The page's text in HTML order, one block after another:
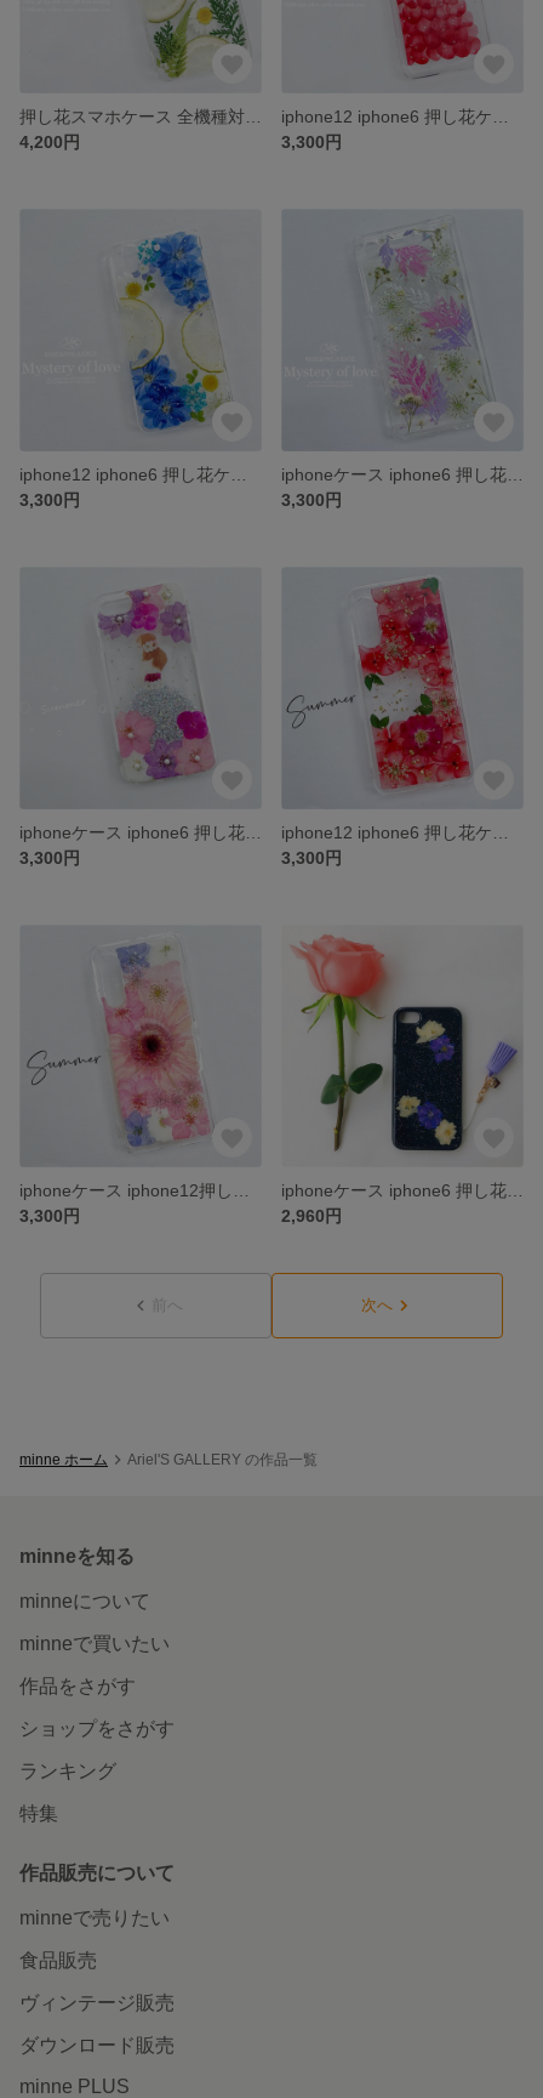
4,200円
3,300円
3,300円
3,300円
3,300円
3,300円
3,300円
2,960円
前へ 次へ
minne ホーム Ariel'S GALLERY の作品一覧
minneを知る
minneについて
minneで買いたい
作品をさがす
ショップをさがす
ランキング
特集
作品販売について
minneで売りたい
食品販売
ヴィンテージ販売
ダウンロード販売
minne PLUS